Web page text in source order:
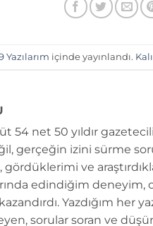
Yazılarım içinde yayınlandı.
54 net 50 yıldır
gerçeğin izini sürme
ve
edindiğim deneyim,
Yazdığım her
sorular soran ve